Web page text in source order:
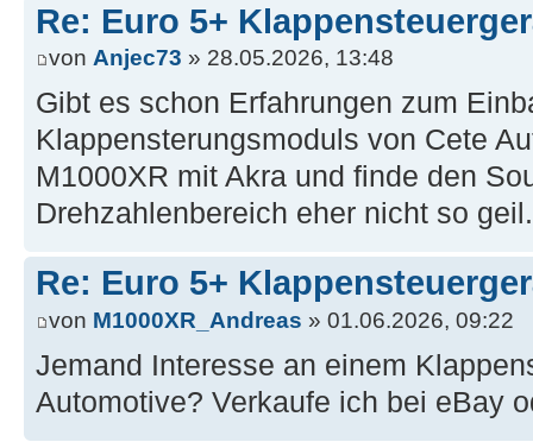
Re: Euro 5+
von Anjec73 » 28.05.2026, 13:48
Gibt es schon Erfahrungen zum
Klappensterungsmoduls von Cete
M1000XR mit Akra und finde den
Drehzahlenbereich eher nicht so geil.
Re: Euro 5+
von M1000XR_Andreas » 01.06.2026, 09:22
Jemand Interesse an einem
Automotive? Verkaufe ich bei eBay